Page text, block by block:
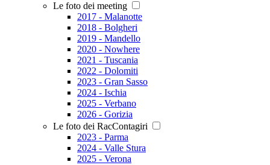
Le foto dei meeting
2017 - Malanotte
2018 - Bolgheri
2019 - Mandello
2020 - Nowhere
2021 - Tuscania
2022 - Dolomiti
2023 - Gran Sasso
2024 - Ischia
2025 - Verbano
2026 - Gorizia
Le foto dei RacContagiri
2023 - Parma
2024 - Valle Stura
2025 - Verona